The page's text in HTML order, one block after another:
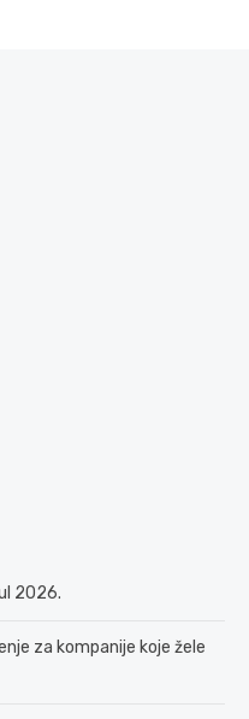
2026.
za kompanije koje žele